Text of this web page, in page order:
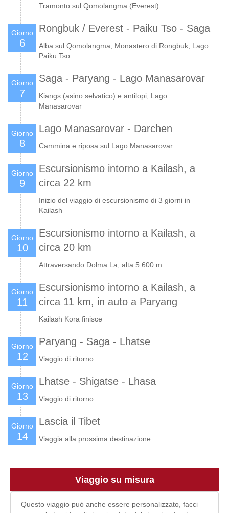
Tramonto sul Qomolangma (Everest)
Giorno
6
Rongbuk / Everest - Paiku Tso - Saga
Alba sul Qomolangma, Monastero di Rongbuk, Lago
Paiku Tso
Giorno
7
Saga - Paryang - Lago Manasarovar
Kiangs (asino selvatico) e antilopi, Lago
Manasarovar
Giorno
8
Lago Manasarovar - Darchen
Cammina e riposa sul Lago Manasarovar
Giorno
9
Escursionismo intorno a Kailash, a
circa 22 km
Inizio del viaggio di escursionismo di 3 giorni in
Kailash
Giorno
10
Escursionismo intorno a Kailash, a
circa 20 km
Attraversando Dolma La, alta 5.600 m
Giorno
11
Escursionismo intorno a Kailash, a
circa 11 km, in auto a Paryang
Kailash Kora finisce
Giorno
12
Paryang - Saga - Lhatse
Viaggio di ritorno
Giorno
13
Lhatse - Shigatse - Lhasa
Viaggio di ritorno
Giorno
14
Lascia il Tibet
Viaggia alla prossima destinazione
Viaggio su misura
Questo viaggio può anche essere personalizzato, facci